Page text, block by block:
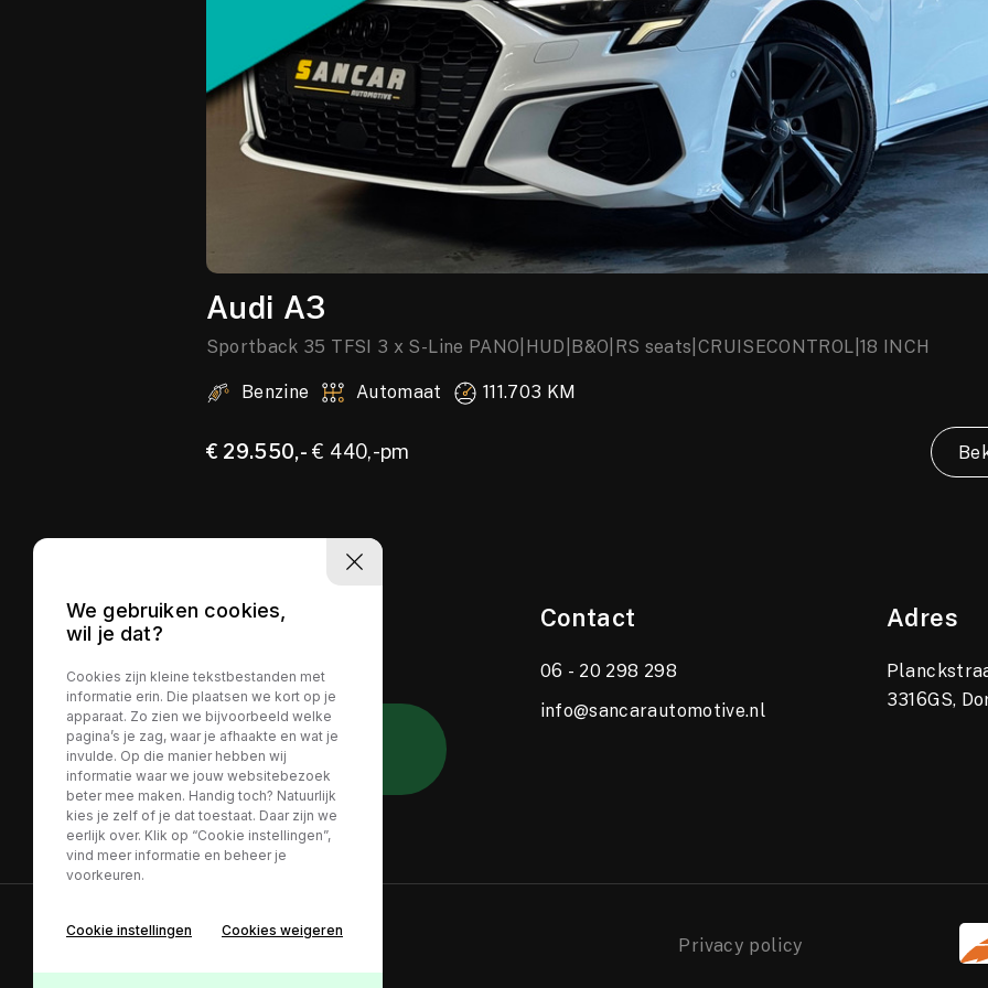
Audi A3
Sportback 35 TFSI 3 x S-Line PANO|HUD|B&O|RS seats|CRUISECONTROL|18 INCH
Benzine Automaat 111.703 KM
€ 29.550,-€ 440,-pm
Whatsapp direct
+31 6 - 20 298 298
Contact
06 - 20 298 298
info@sancarautomotive.nl
Adres
3316GS,
Privacy policy
We gebruiken cookies,
wil je dat?
Cookies zijn kleine tekstbestanden met
informatie erin. Die plaatsen we kort op je
apparaat. Zo zien we bijvoorbeeld welke
pagina’s je zag, waar je afhaakte en wat je
invulde. Op die manier hebben wij
informatie waar we jouw websitebezoek
beter mee maken. Handig toch? Natuurlijk
kies je zelf of je dat toestaat. Daar zijn we
eerlijk over. Klik op “Cookie instellingen”,
vind meer informatie en beheer je
voorkeuren.
Cookie instellingen Cookies weigeren